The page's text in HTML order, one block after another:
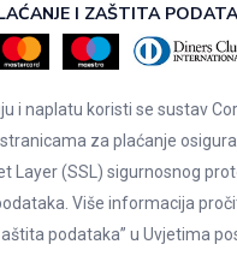
I ZAŠTITA
i naplatu koristi se sustav
za plaćanje
Layer (SSL) sigurnosnog
Više informacija
podataka” u Uvjetima